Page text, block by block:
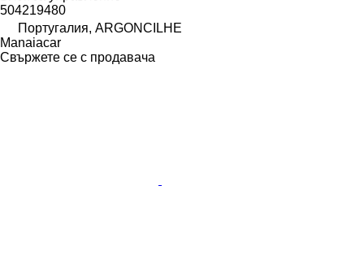
504219480
Португалия, ARGONCILHE
Manaiacar
Свържете се с продавача